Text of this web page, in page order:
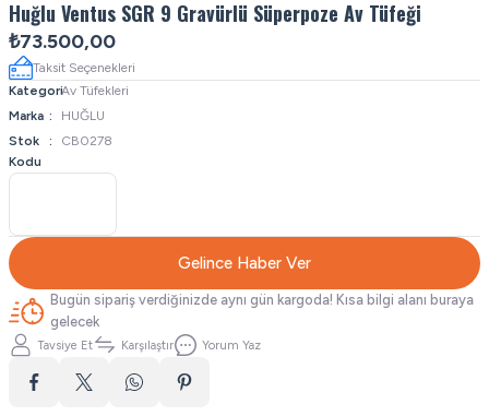
Huğlu Ventus SGR 9 Gravürlü Süperpoze Av Tüfeği
₺73.500,00
Taksit Seçenekleri
KategoriAv Tüfekleri
Marka
HUĞLU
Stok
Kodu
CB0278
Gelince Haber Ver
Bugün sipariş verdiğinizde aynı gün kargoda! Kısa bilgi alanı buraya
gelecek
Tavsiye Et Karşılaştır Yorum Yaz